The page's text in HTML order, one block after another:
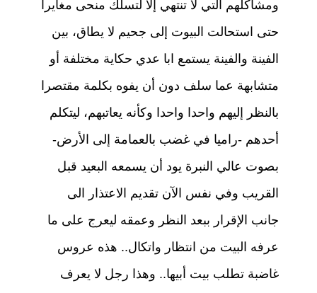
ومشاكلهم التي لا تنتهي إلا لتسلك منحى مغايرا
حتى استحالت البيوت إلى جحيم لا يطاق، بين
الفينة والفينة يستمع ابا عدي حكاية مختلفة أو
متشابهة عما سلف دون أن يفوه بكلمة مقتصرا
بالنظر إليهم واحدا واحدا وكأنه يعاتبهم، ليتكلم
أحدهم -راميا في غضب بالعمامة إلى الأرض-
بصوت عالي النبرة يود أن يسمعه البعيد قبل
القريب وفي نفس الآن تقديم الاعتذار الى
جانب الإقرار ببعد النظر وعمقه ليعرج على ما
عرفه البيت من انتظار واتكال.. هذه عروس
غاضبة تطلب بيت أبيها.. وهذا رجل لا يعرف